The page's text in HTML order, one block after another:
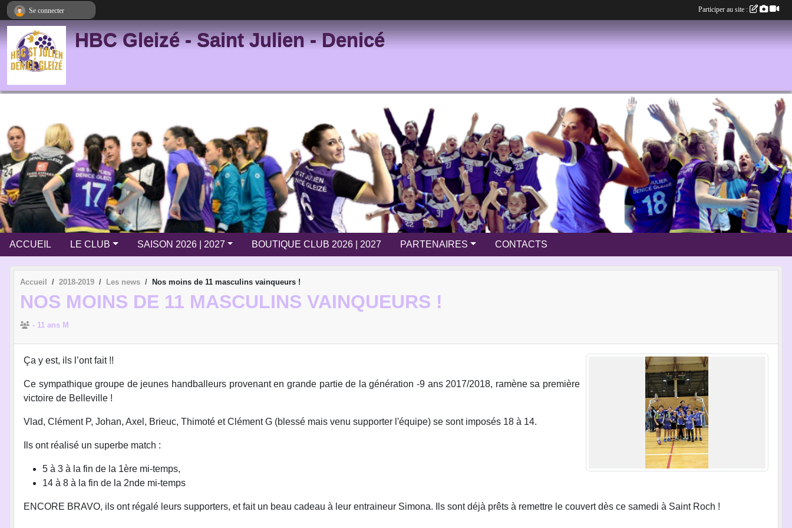
HBC Gleizé - Saint Julien - Denicé
ACCUEIL LE CLUB SAISON 2026 | 2027 BOUTIQUE CLUB 2026 | 2027 PARTENAIRES CONTACTS
Accueil 2018-2019 Les news Nos moins de 11 masculins vainqueurs !
NOS MOINS DE 11 MASCULINS VAINQUEURS !
- 11 ans M
Ça y est, ils l’ont fait !!
Ce sympathique groupe de jeunes handballeurs provenant en grande partie de la génération -9 ans 2017/2018, ramène sa première
victoire de Belleville !
Vlad, Clément P, Johan, Axel, Brieuc, Thimoté et Clément G (blessé mais venu supporter l'équipe) se sont imposés 18 à 14.
Ils ont réalisé un superbe match :
5 à 3 à la fin de la 1ère mi-temps,
14 à 8 à la fin de la 2nde mi-temps
ENCORE BRAVO, ils ont régalé leurs supporters, et fait un beau cadeau à leur entraineur Simona. Ils sont déjà prêts à remettre le couvert dès ce samedi à Saint Roch !
Se connecter Participer au site :
Panneau de gestion des cookies